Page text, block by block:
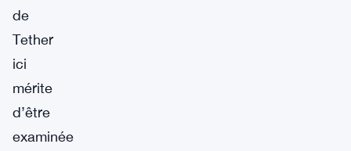
de
Tether
ici
mérite
d’être
examinée